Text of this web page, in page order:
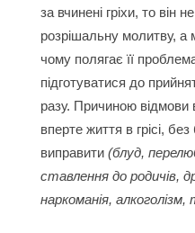
за вчинені гріхи, то він
розрішальну молитву, а
чому полягає її
підготуватися до
разу. Причиною відмови
вперте життя в грісі,
виправити (блуд,
ставлення до родичів,
наркоманія,